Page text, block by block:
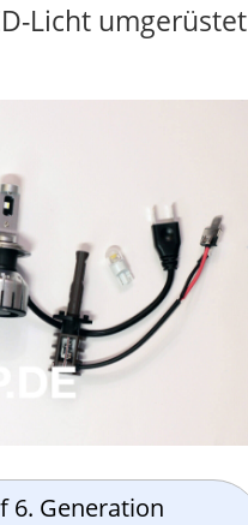
Licht umgerüstet
6. Generation